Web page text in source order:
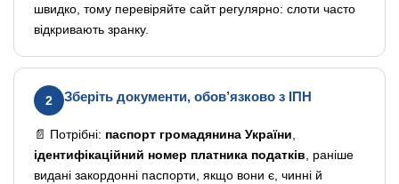
швидко, тому перевіряйте сайт регулярно: слоти часто
відкривають зранку.
2 Зберіть документи, обов’язково з ІПН
📄 Потрібні: паспорт громадянина України
ідентифікаційний номер платника податків , раніше
видані закордонні паспорти, якщо вони є, чинні й